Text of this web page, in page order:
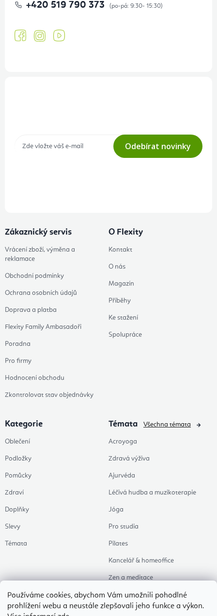
Používáme cookies, abychom Vám umožnili pohodlné
prohlížení webu a neustále zlepšovali jeho funkce a výkon.
+420 519 790 373
Odebírat novinky
Zákaznický servis
Vrácení zboží, výměna a
reklamace
Obchodní podmínky
Ochrana osobních údajů
Doprava a platba
Flexity Family Ambasadoři
Poradna
Pro firmy
Hodnocení obchodu
Zkontrolovat stav objednávky
O Flexity
Kontakt
O nás
Magazín
Příběhy
Ke stažení
Spolupráce
Kategorie
Oblečení
Podložky
Pomůcky
Zdraví
Doplňky
Slevy
Témata
Témata
Acroyoga
Zdravá výživa
Ajurvéda
Léčivá hudba a muzikoterapie
Jóga
Pro studia
Pilates
Kancelář & homeoffice
Zen a meditace
Aromaterapie
Zdravý spánek
Všechna témata